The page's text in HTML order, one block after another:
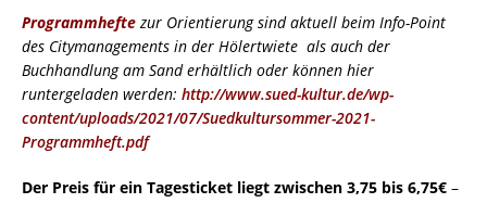
Programmheftezur Orientierung sind aktuell beim Info-Point
des Citymanagements in der Hölertwiete als auch der
Buchhandlung am Sand erhältlich oder können hier
runtergeladen werden: http://www.sued-kultur.de/wp-
content/uploads/2021/07/Suedkultursommer-2021-
Programmheft.pdf
Der Preis für ein Tagesticket liegt zwischen 3,75 bis 6,75€ –